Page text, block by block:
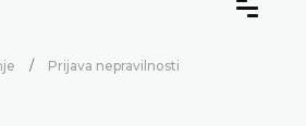
Prijava nepravilnosti